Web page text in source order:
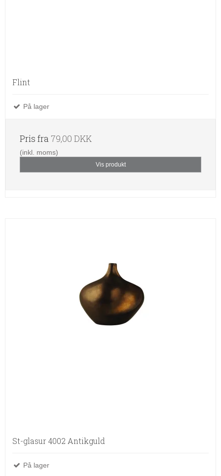
Flint
På lager
Pris fra 79,00 DKK
(inkl. moms)
Vis produkt
St-glasur 4002 Antikguld
På lager